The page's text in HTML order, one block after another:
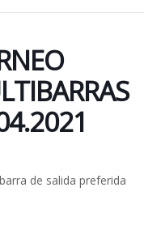
de salida preferida